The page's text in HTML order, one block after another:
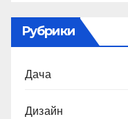
Рубрики
Дача
Дизайн